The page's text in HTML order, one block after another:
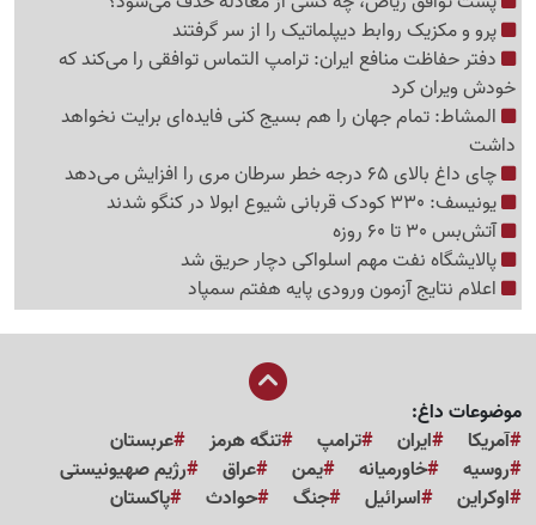
پرو و مکزیک روابط دیپلماتیک را از سر گرفتند
دفتر حفاظت منافع ایران: ترامپ التماس توافقی را می‌کند که
خودش ویران کرد
المشاط: تمام جهان را هم بسیج کنی فایده‌ای برایت نخواهد
داشت
چای داغ بالای 65 درجه خطر سرطان مری را افزایش می‌دهد
یونیسف: 330 کودک قربانی شیوع ابولا در کنگو شدند
آتش‌بس 30 تا 60 روزه
پالایشگاه نفت مهم اسلواکی دچار حریق شد
اعلام نتایج آزمون ورودی پایه هفتم سمپاد
موضوعات داغ:
آمریکا
ایران ترامپ تنگه هرمز
عربستان
روسیه
خاورمیانه یمن عراق
رژیم صهیونیستی
اوکراین
اسرائیل جنگ حوادث پاکستان